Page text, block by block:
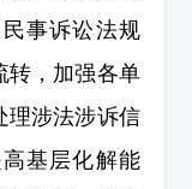
事诉讼法规
转，加强各单
理涉法涉诉信
基层化解能